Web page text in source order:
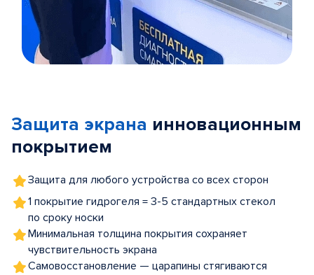
5
Защита экрана инновационным
покрытием
Защита для любого устройства со всех сторон
1 покрытие гидрогеля = 3-5 стандартных стекол
по сроку носки
Минимальная толщина покрытия сохраняет
чувствительность экрана
Самовосстановление — царапины стягиваются